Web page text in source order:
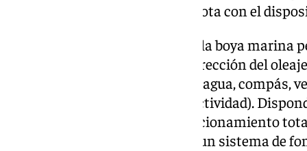
problemas de conectividad remota con el
Las características técnicas de la boya
parámetros, altura, periodo y dirección del
atmosférica en la superficie del agua, compás,
la calidad del agua (PH y conductividad).
alimentación solar para su funcionamiento
igualmente suministrarse con un sistema de